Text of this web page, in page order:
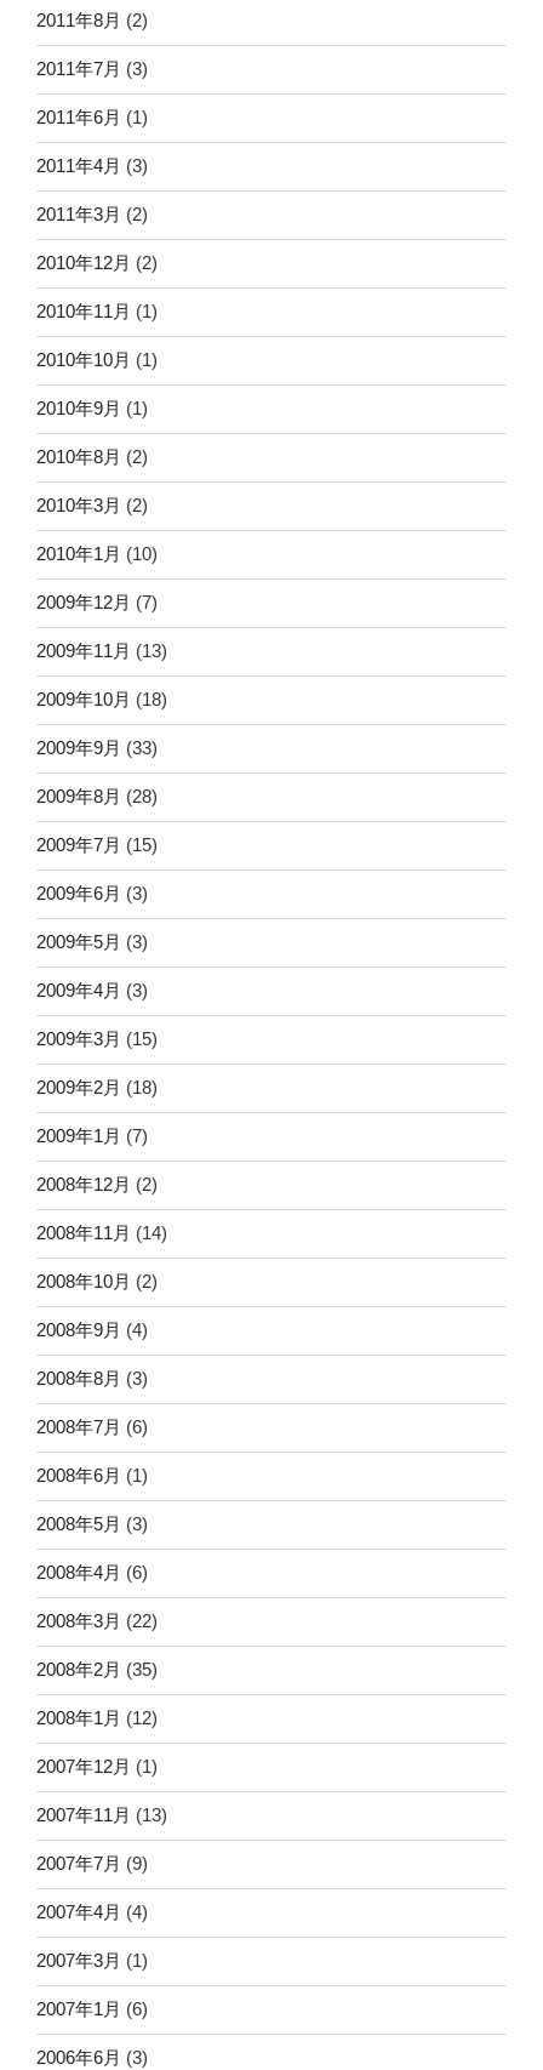
2011年8月 (2)
2011年7月 (3)
2011年6月 (1)
2011年4月 (3)
2011年3月 (2)
2010年12月 (2)
2010年11月 (1)
2010年10月 (1)
2010年9月 (1)
2010年8月 (2)
2010年3月 (2)
2010年1月 (10)
2009年12月 (7)
2009年11月 (13)
2009年10月 (18)
2009年9月 (33)
2009年8月 (28)
2009年7月 (15)
2009年6月 (3)
2009年5月 (3)
2009年4月 (3)
2009年3月 (15)
2009年2月 (18)
2009年1月 (7)
2008年12月 (2)
2008年11月 (14)
2008年10月 (2)
2008年9月 (4)
2008年8月 (3)
2008年7月 (6)
2008年6月 (1)
2008年5月 (3)
2008年4月 (6)
2008年3月 (22)
2008年2月 (35)
2008年1月 (12)
2007年12月 (1)
2007年11月 (13)
2007年7月 (9)
2007年4月 (4)
2007年3月 (1)
2007年1月 (6)
2006年6月 (3)